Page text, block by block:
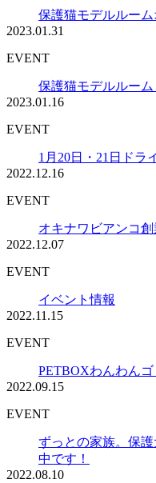
保護猫モデルルーム
2023.01.31
EVENT
保護猫モデルルー
2023.01.16
EVENT
1月20日・21日ドラ
2022.12.16
EVENT
オキナワビアンコ
2022.12.07
EVENT
イベント情報
2022.11.15
EVENT
PETBOXわんわんゴ
2022.09.15
EVENT
ずっとの家族。保
中です！
2022.08.10